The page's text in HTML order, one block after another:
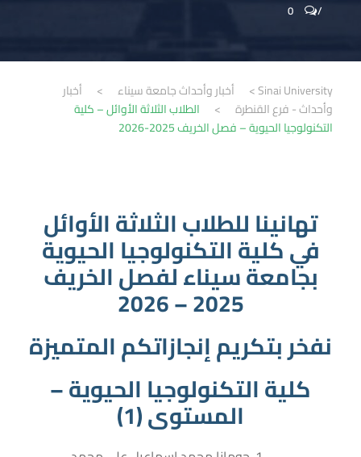
0
Sinai University
> أخبار وأحداث جامعة سيناء >
أخبار
وأحداث - فرع القنطرة
>
الطلاب الثلاثة الأوائل – كلية
التكنولوجيا الحيوية – فصل الخريف 2025-2026
تهانينا للطلاب الثلاثة الأوائل
في كلية التكنولوجيا الحيوية
بجامعة سيناء لفصل الخريف
2025 – 2026
نفخر بتكريم إنجازاتكم المتميزة
كلية التكنولوجيا الحيوية –
المستوى (1)